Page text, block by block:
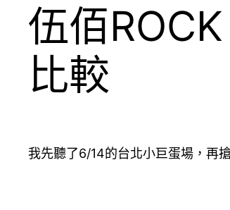
伍佰
比較
我先聽了6/14的台北小巨蛋場，再